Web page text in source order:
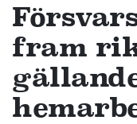
fram